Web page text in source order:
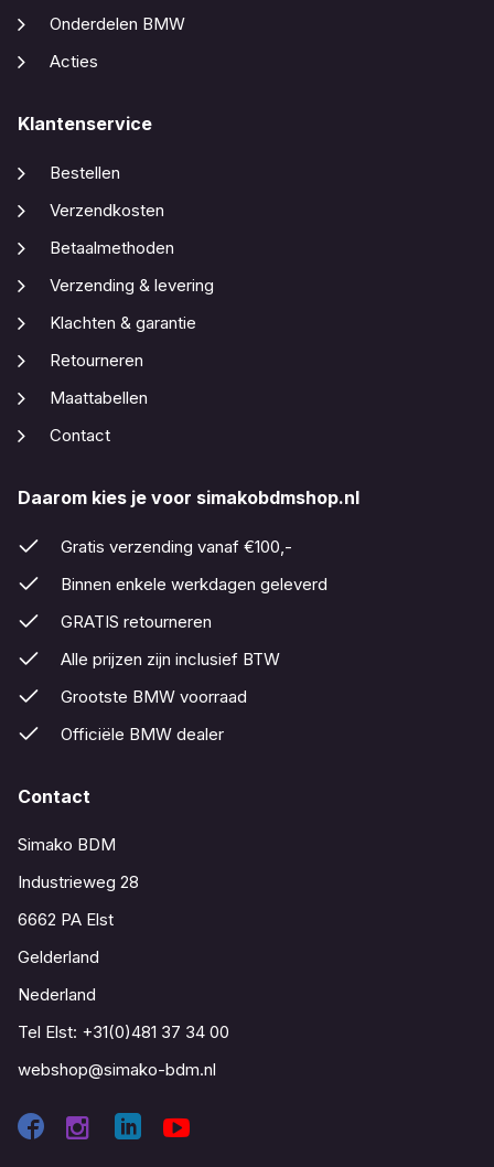
Onderdelen BMW
Acties
Klantenservice
Bestellen
Verzendkosten
Betaalmethoden
Verzending & levering
Klachten & garantie
Retourneren
Maattabellen
Contact
Daarom kies je voor simakobdmshop.nl
Gratis verzending vanaf €100,-
Binnen enkele werkdagen geleverd
GRATIS retourneren
Alle prijzen zijn inclusief BTW
Grootste BMW voorraad
Officiële BMW dealer
Contact
Simako BDM
Industrieweg 28
6662 PA Elst
Gelderland
Nederland
Tel Elst: +31(0)481 37 34 00
webshop@simako-bdm.nl